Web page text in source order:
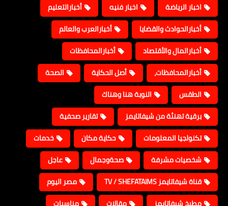
اخبار الرياضة اخبار فنيه
أخبارالتعليم
أخبارالحوادث والقضايا
أخبارالعرب والعالم
أخبارالمال والأقتصاد
أخبارالمحافظات
أخبارالمحافظات،
أصل الحكاية
الصحة
الطقس
النوبة هنا وهناك
برقية تهنئة من شيفاتايمز
تقارير صحفية
تكنولجيا المعلومات
حكاية مكان
خدمات
شخصيات مشرفة
صحةوجمال
عاجل
قناة شيفاتايمز TV / SHEFATAIMS
مصر اليوم